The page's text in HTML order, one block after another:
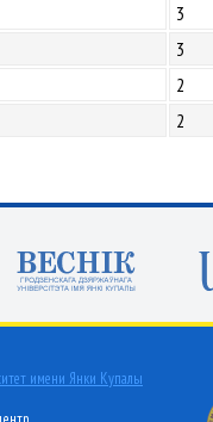
3
3
2
2
имени Янки Купалы